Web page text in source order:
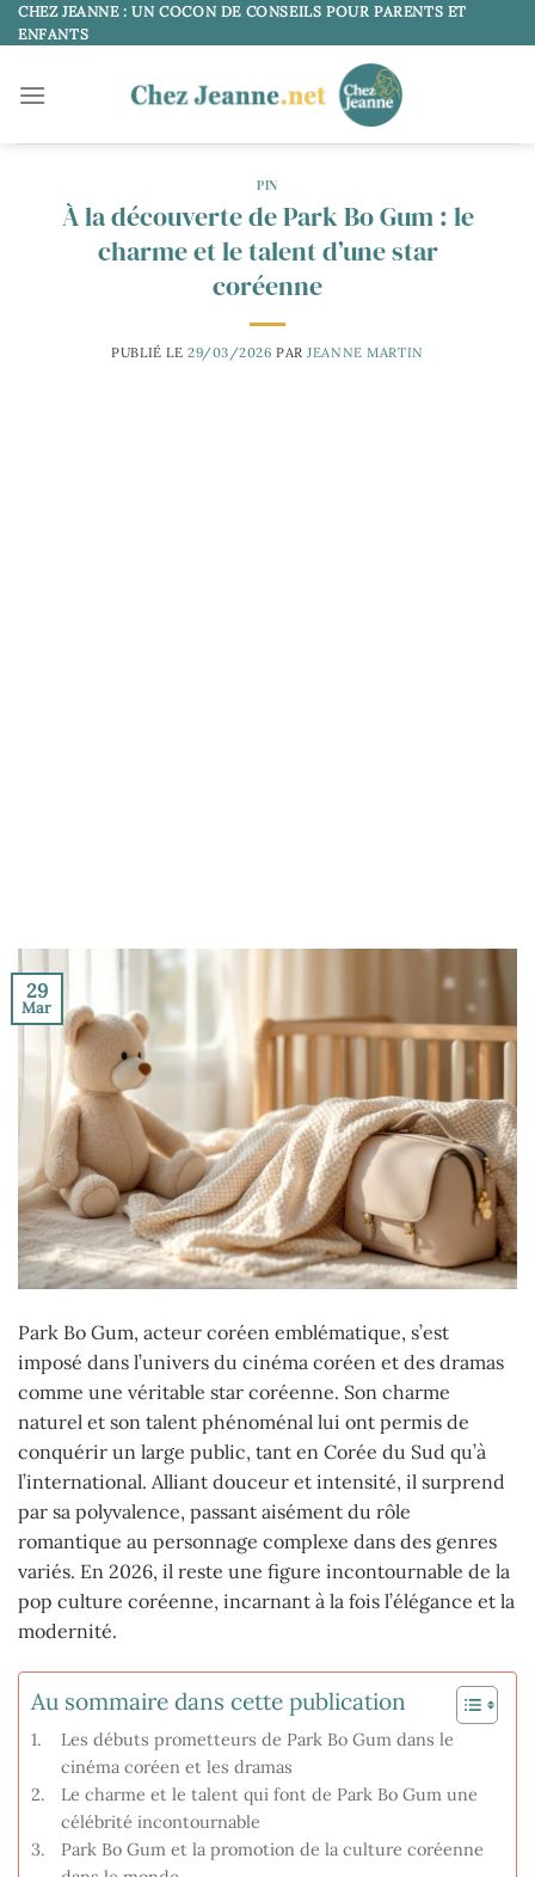
Passer
au
CHEZ JEANNE : UN COCON DE CONSEILS POUR PARENTS ET
ENFANTS
PIN
À la découverte de Park Bo Gum : le
charme et le talent d’une star
coréenne
PUBLIÉ LE 29/03/2026 PAR JEANNE MARTIN
29
Mar
Park Bo Gum, acteur coréen emblématique, s’est
imposé dans l’univers du cinéma coréen et des dramas
comme une véritable star coréenne. Son charme
naturel et son talent phénoménal lui ont permis de
conquérir un large public, tant en Corée du Sud qu’à
l’international. Alliant douceur et intensité, il surprend
par sa polyvalence, passant aisément du rôle
romantique au personnage complexe dans des genres
variés. En 2026, il reste une figure incontournable de la
pop culture coréenne, incarnant à la fois l’élégance et la
modernité.
Au sommaire dans cette publication
Les débuts prometteurs de Park Bo Gum dans le
cinéma coréen et les dramas
Le charme et le talent qui font de Park Bo Gum une
célébrité incontournable
Park Bo Gum et la promotion de la culture coréenne